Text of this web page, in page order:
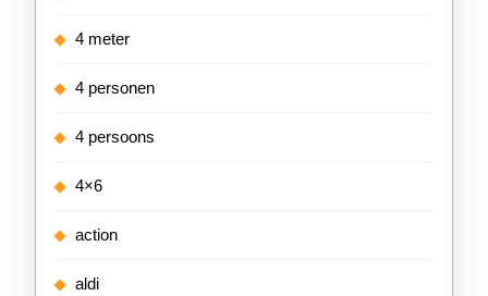
4 meter
4 personen
4 persoons
4×6
action
aldi